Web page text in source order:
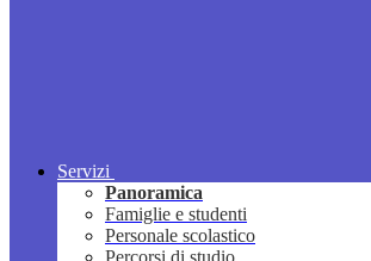
Servizi
Panoramica
Famiglie e studenti
Personale scolastico